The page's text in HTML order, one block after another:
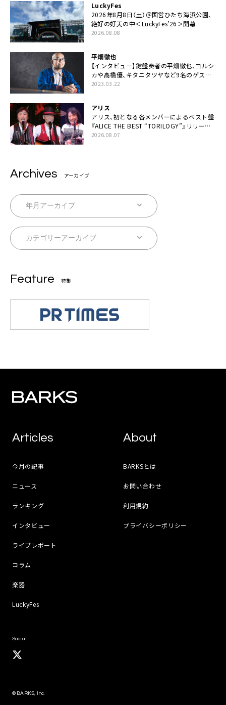
LuckyFes
2026年8月8日（土）＠国営ひたち海浜公園、
絶好の好天の中＜LuckyFes’26＞開幕
2026.08.08
平畑徹也
【インタビュー】鍵盤奏者の平畑徹也、ヨルシ
カや高橋優、キタニタツヤなど9名のゲスト
を迎えた初アルバムに音楽人生の総括「自分
2023.03.22
アリス
アリス、初となる各メンバーによるベスト盤
『ALICE THE BEST “TORILOGY”』リリース
決定
2026.08.07
Archives アーカイブ
Feature 特集
Articles
今月の記事
ニュース
ランキング
インタビュー
ライブレポート
コラム
楽器
LuckyFes
About
BARKSとは
お問い合わせ
利用規約
プライバシーポリシー
Social
© BARKS, Inc.